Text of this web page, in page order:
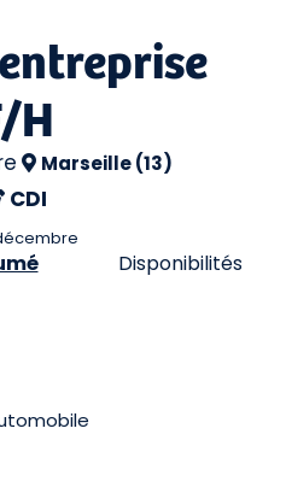
H
Marseille (13)
CDI
Disponibilités